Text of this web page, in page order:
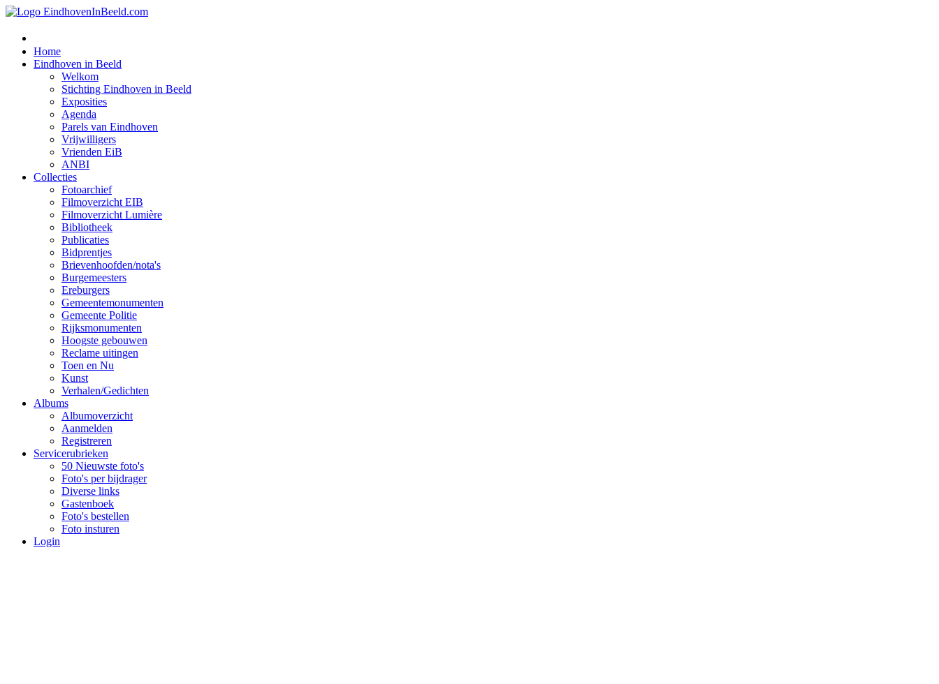
Home
Eindhoven in Beeld
Welkom
Stichting Eindhoven in Beeld
Exposities
Agenda
Parels van Eindhoven
Vrijwilligers
Vrienden EiB
ANBI
Collecties
Fotoarchief
Filmoverzicht EIB
Filmoverzicht Lumière
Bibliotheek
Publicaties
Bidprentjes
Brievenhoofden/nota's
Burgemeesters
Ereburgers
Gemeentemonumenten
Gemeente Politie
Rijksmonumenten
Hoogste gebouwen
Reclame uitingen
Toen en Nu
Kunst
Verhalen/Gedichten
Albums
Albumoverzicht
Aanmelden
Registreren
Servicerubrieken
50 Nieuwste foto's
Foto's per bijdrager
Diverse links
Gastenboek
Foto's bestellen
Foto insturen
Login